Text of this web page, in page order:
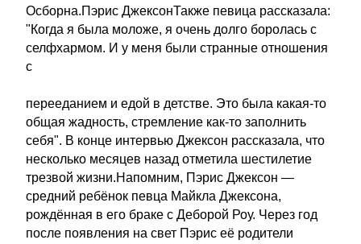
Осборна.Пэрис ДжексонТакже певица рассказала:
"Когда я была моложе, я очень долго боролась с
селфхармом. И у меня были странные отношения
с
перееданием и едой в детстве. Это была какая-то
общая жадность, стремление как-то заполнить
себя". В конце интервью Джексон рассказала, что
несколько месяцев назад отметила шестилетие
трезвой жизни.Напомним, Пэрис Джексон —
средний ребёнок певца Майкла Джексона,
рождённая в его браке с Деборой Роу. Через год
после появления на свет Пэрис её родители